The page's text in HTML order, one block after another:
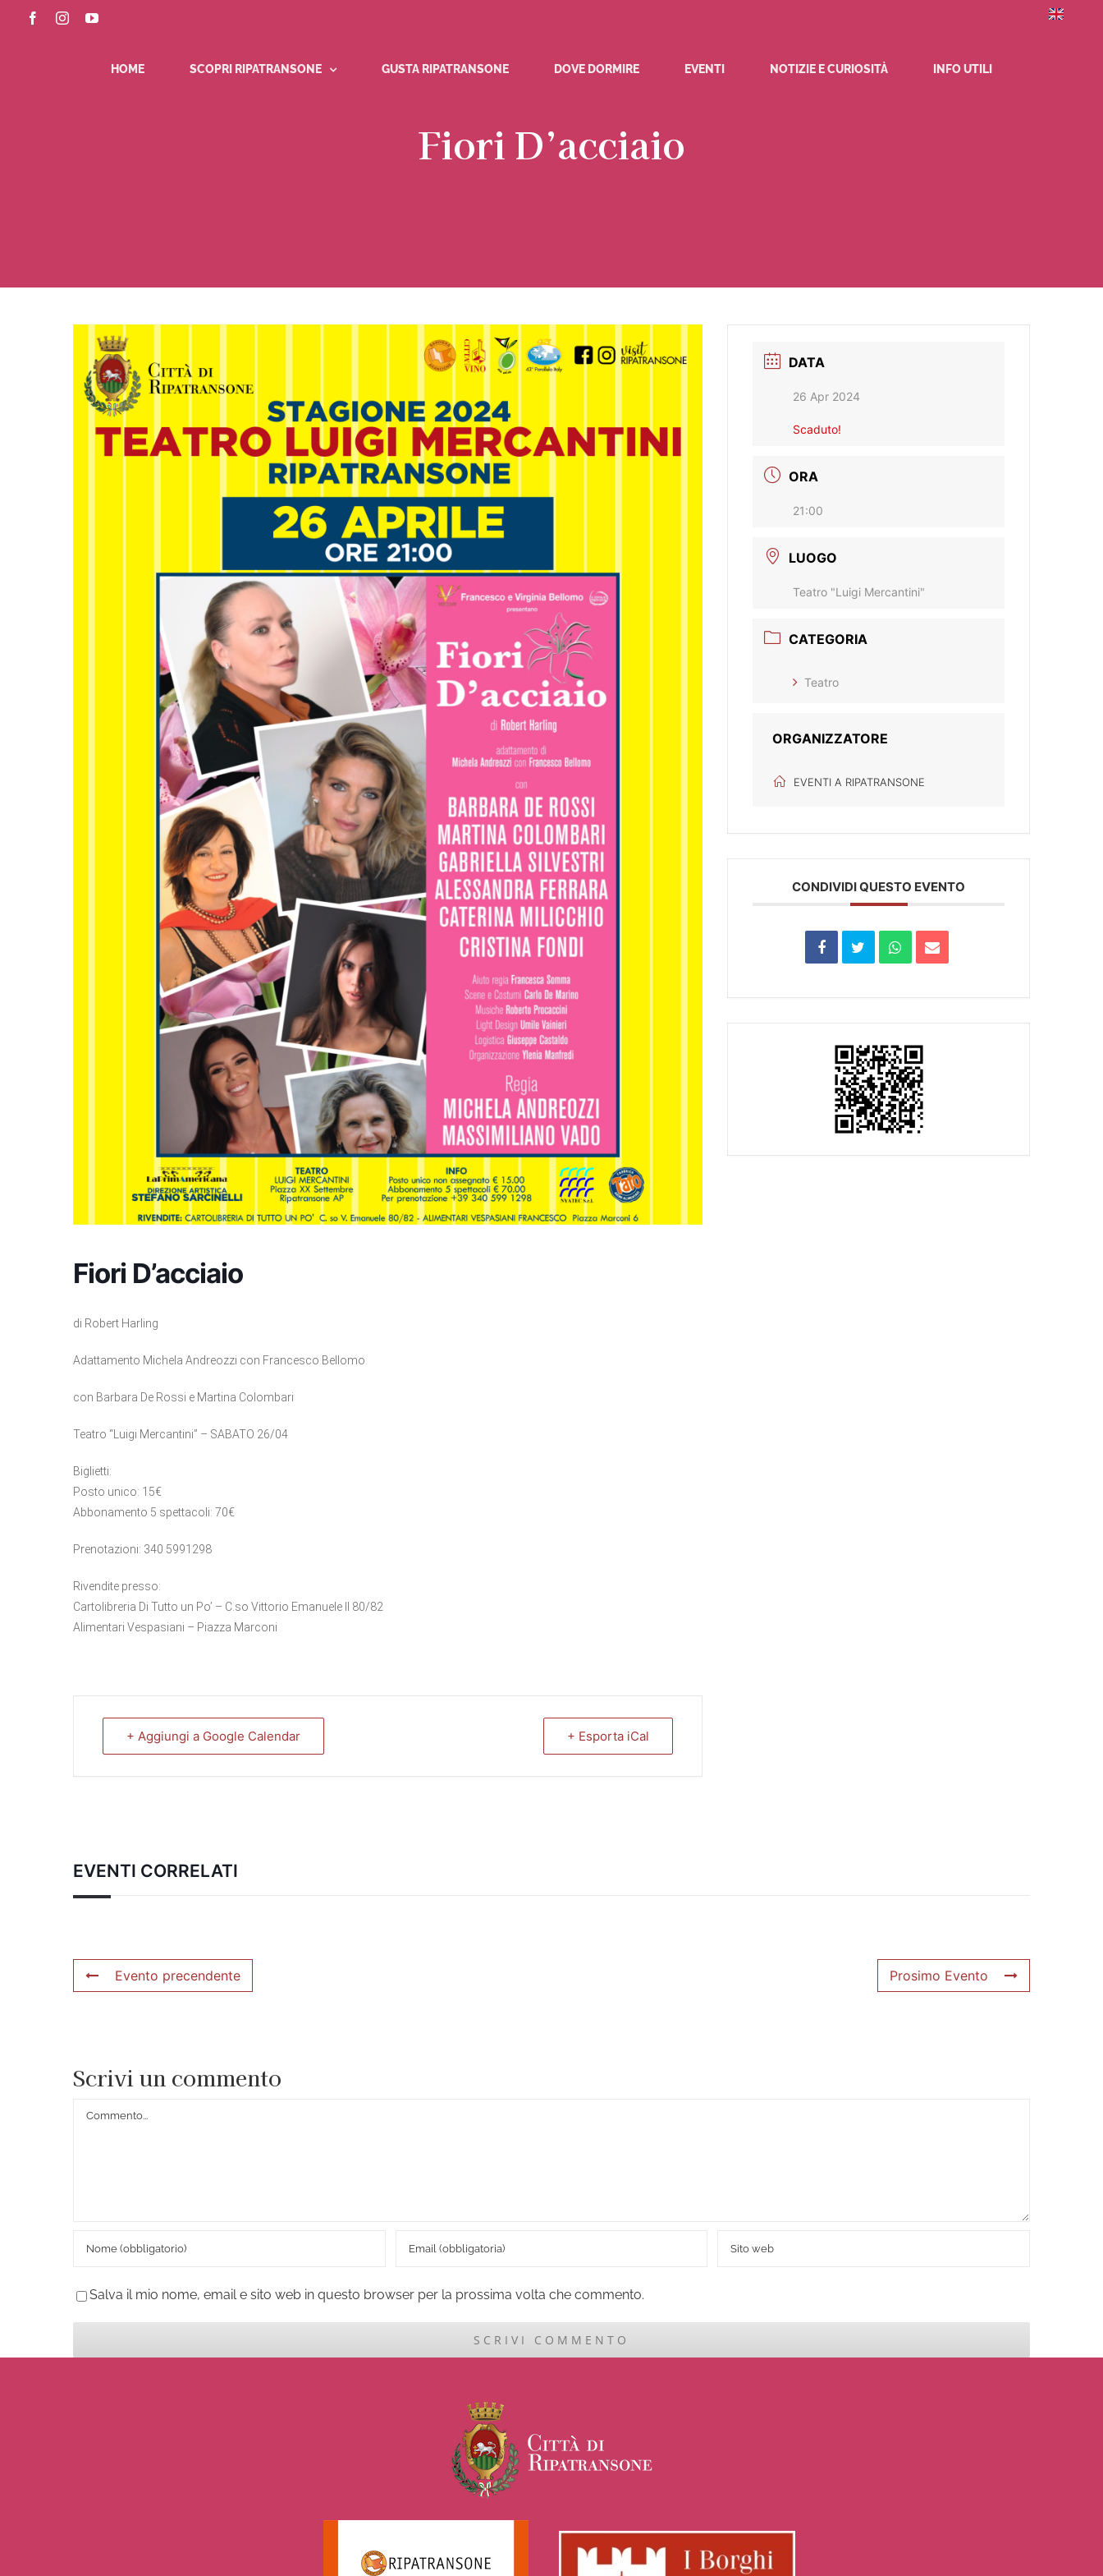
FacebookInstagramYouTube
HOME SCOPRI RIPATRANSONE GUSTA RIPATRANSONE DOVE DORMIRE EVENTI NOTIZIE E CURIOSITÀ INFO UTILI
Fiori D’acciaio
Fiori D’acciaio
di Robert Harling
Adattamento Michela Andreozzi con Francesco Bellomo
con Barbara De Rossi e Martina Colombari
Teatro “Luigi Mercantini” – SABATO 26/04
Biglietti:
Posto unico: 15€
Abbonamento 5 spettacoli: 70€
Prenotazioni: 340 5991298
Rivendite presso:
Cartolibreria Di Tutto un Po’ – C.so Vittorio Emanuele II 80/82
Alimentari Vespasiani – Piazza Marconi
+ Aggiungi a Google Calendar + Esporta iCal
DATA
26 Apr 2024
Scaduto!
ORA
21:00
LUOGO
Teatro "Luigi Mercantini"
CATEGORIA
Teatro
ORGANIZZATORE
EVENTI A RIPATRANSONE
CONDIVIDI QUESTO EVENTO
EVENTI CORRELATI
Evento precendente Prosimo Evento
Scrivi un commento
Commento
Salva il mio nome, email e sito web in questo browser per la prossima volta che commento.